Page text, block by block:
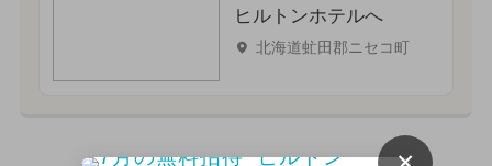
ヒルトンホテルへ
北海道虻田郡ニセコ町